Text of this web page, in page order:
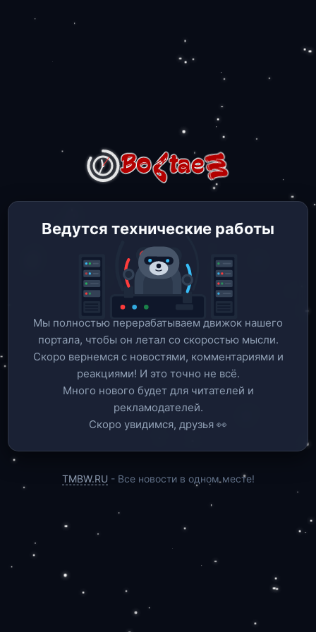
Ведутся технические работы
Мы полностью перерабатываем движок нашего
портала, чтобы он летал со скоростью мысли.
Скоро вернемся c новостями, комментариями и
реакциями! И это точно не всё.
Много нового будет для читателей и
рекламодателей.
Скоро увидимся, друзья 👀
TMBW.RU - Все новости в одном месте!